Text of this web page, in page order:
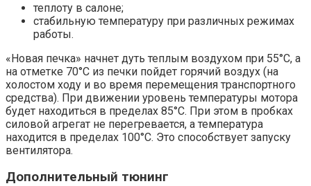
теплоту в салоне;
стабильную температуру при различных режимах
работы.
«Новая печка» начнет дуть теплым воздухом при 55°С, а
на отметке 70°С из печки пойдет горячий воздух (на
холостом ходу и во время перемещения транспортного
средства). При движении уровень температуры мотора
будет находиться в пределах 85°С. При этом в пробках
силовой агрегат не перегревается, а температура
находится в пределах 100°С. Это способствует запуску
вентилятора.
Дополнительный тюнинг